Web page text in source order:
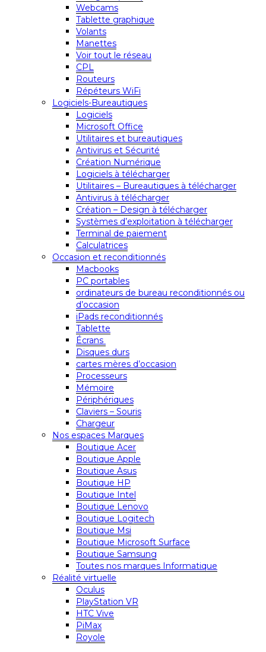
Webcams
Tablette graphique
Volants
Manettes
Voir tout le réseau
CPL
Routeurs
Répéteurs WiFi
Logiciels-Bureautiques
Logiciels
Microsoft Office
Utilitaires et bureautiques
Antivirus et Sécurité
Création Numérique
Logiciels à télécharger
Utilitaires – Bureautiques à télécharger
Antivirus à télécharger
Création – Design à télécharger
Systèmes d’exploitation à télécharger
Terminal de paiement
Calculatrices
Occasion et reconditionnés
Macbooks
PC portables
ordinateurs de bureau reconditionnés ou
d’occasion
iPads reconditionnés
Tablette
Écrans
Disques durs
cartes mères d’occasion
Processeurs
Mémoire
Périphériques
Claviers – Souris
Chargeur
Nos espaces Marques
Boutique Acer
Boutique Apple
Boutique Asus
Boutique HP
Boutique Intel
Boutique Lenovo
Boutique Logitech
Boutique Msi
Boutique Microsoft Surface
Boutique Samsung
Toutes nos marques Informatique
Réalité virtuelle
Oculus
PlayStation VR
HTC Vive
PiMax
Royole